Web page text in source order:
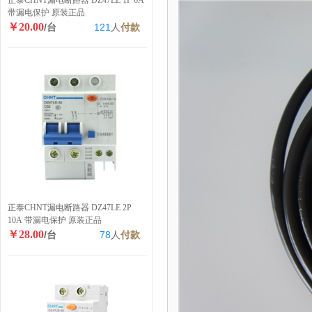
带漏电保护 原装正品
￥20.00/台 121 人付款
正泰CHNT漏电断路器 DZ47LE 2P
10A 带漏电保护 原装正品
￥28.00/台 78 人付款